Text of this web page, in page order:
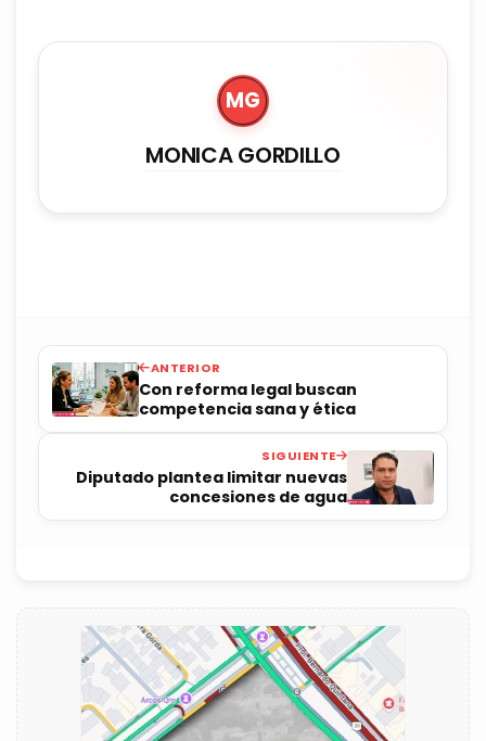
MG
MONICA GORDILLO
ANTERIOR
Con reforma legal buscan
competencia sana y ética
SIGUIENTE
Diputado plantea limitar nuevas
concesiones de agua